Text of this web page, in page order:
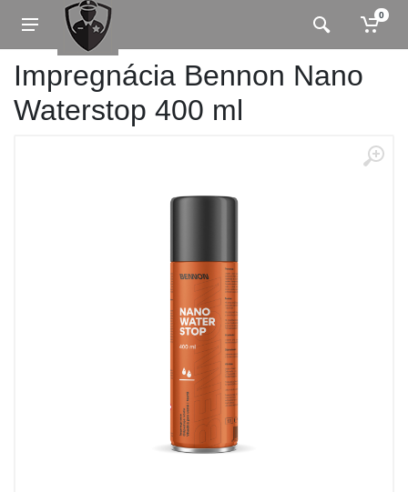
0
Impregnácia Bennon Nano
Waterstop 400 ml